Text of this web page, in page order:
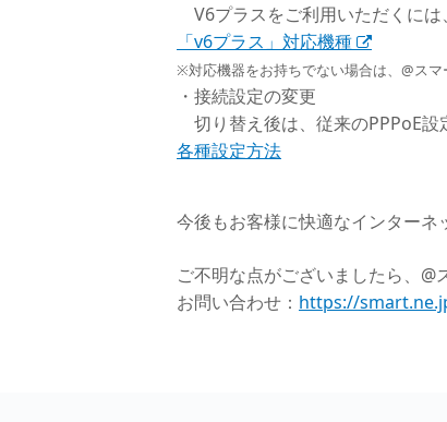
V6プラスをご利用いただくには
「v6プラス」対応機種
※対応機器をお持ちでない場合は、@スマ
・接続設定の変更
切り替え後は、従来のPPPoE設
各種設定方法
今後もお客様に快適なインターネ
ご不明な点がございましたら、@
お問い合わせ： https://